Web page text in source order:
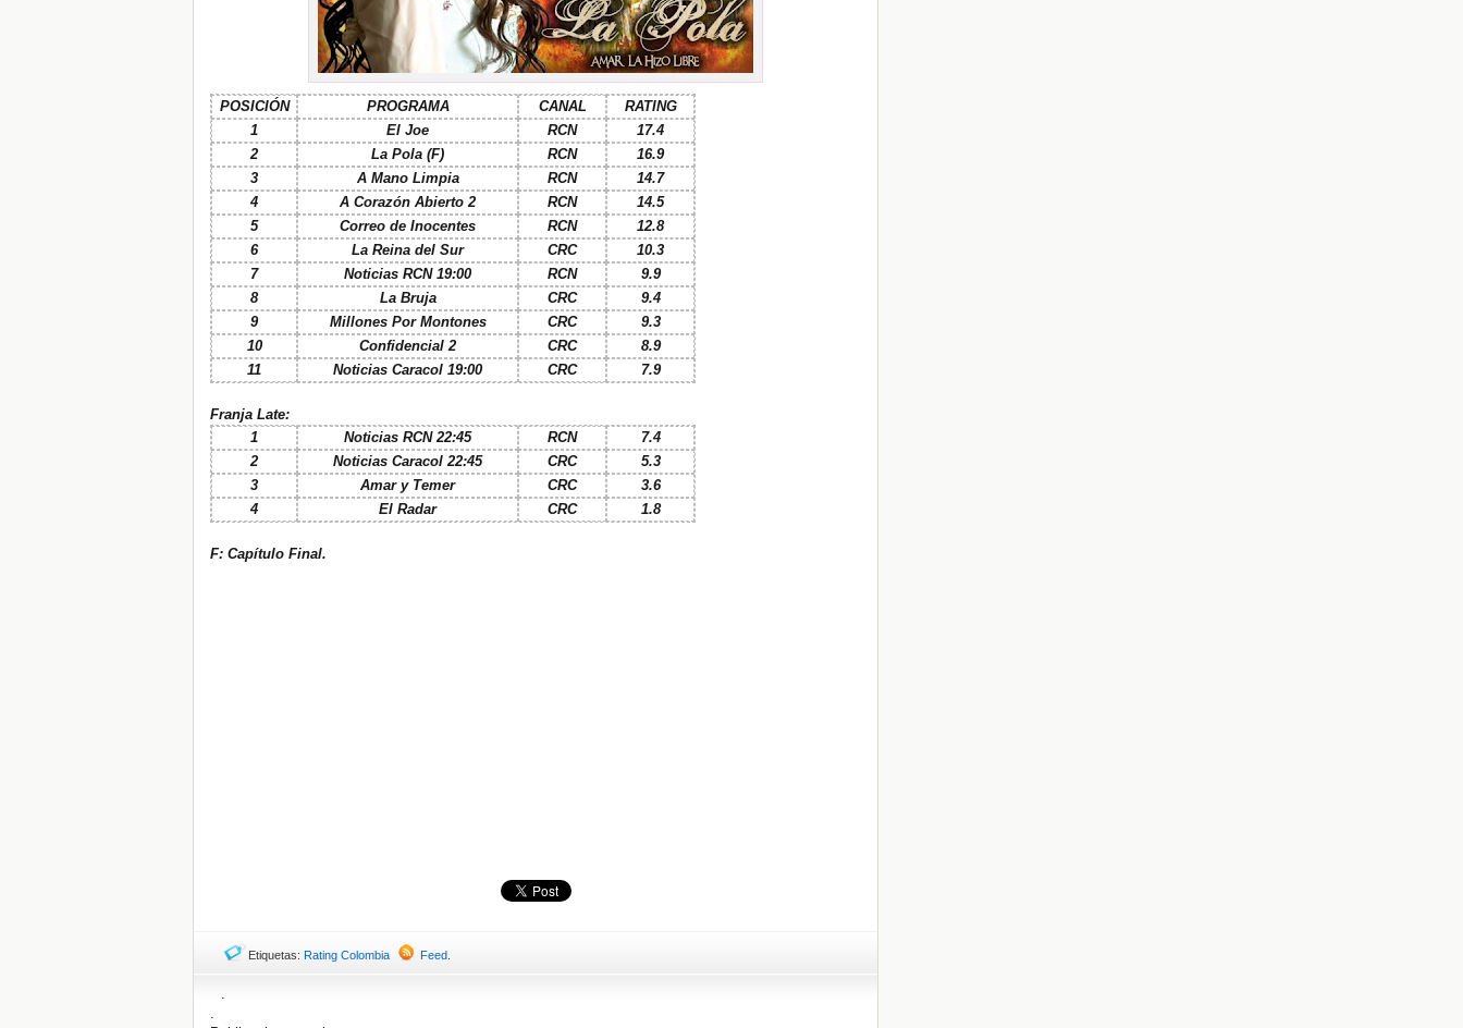
POSICIÓN PROGRAMA CANAL
RATING
1
El Joe RCN
17.4
2
La Pola (F) RCN
16.9
3
A Mano Limpia RCN
14.7
4
A Corazón Abierto 2 RCN
14.5
5
Correo de Inocentes RCN
12.8
6
La Reina del Sur CRC
10.3
7
Noticias RCN 19:00 RCN
9.9
8
La Bruja CRC
9.4
9
Millones Por Montones CRC
9.3
10
Confidencial 2 CRC
8.9
11
Noticias Caracol 19:00 CRC 7.9
Franja Late:
1
Noticias RCN 22:45 RCN
7.4
2
Noticias Caracol 22:45 CRC
5.3
3
Amar y Temer CRC
3.6
4
El Radar CRC 1.8
F: Capítulo Final.
Etiquetas: Rating Colombia Feed
.
.